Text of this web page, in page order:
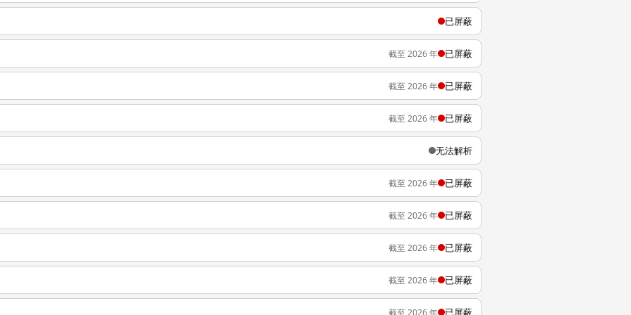
已屏蔽
截至 2026 年 已屏蔽
截至 2026 年 已屏蔽
截至 2026 年 已屏蔽
无法解析
截至 2026 年 已屏蔽
截至 2026 年 已屏蔽
截至 2026 年 已屏蔽
截至 2026 年 已屏蔽
截至 2026 年 已屏蔽